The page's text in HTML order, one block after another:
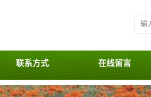
联系方式 在线留言